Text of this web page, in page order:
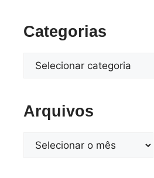
Categorias
Arquivos